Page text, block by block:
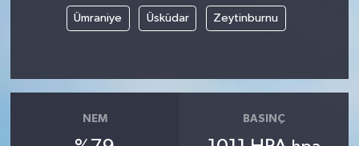
Ümraniye Üsküdar Zeytinburnu
NEM BASINÇ
Vasıta